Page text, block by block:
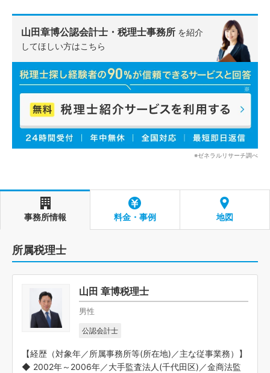
山田章博公認会計士・税理士事務所 を紹介
してほしい方はこちら
※ゼネラルリサーチ調べ
事務所情報 料金・事例 地図
所属税理士
山田 章博税理士
男性
公認会計士
【経歴（対象年／所属事務所等(所在地)／主な従事業務）】
◆ 2002年～2006年／大手監査法人(千代田区)／金商法監